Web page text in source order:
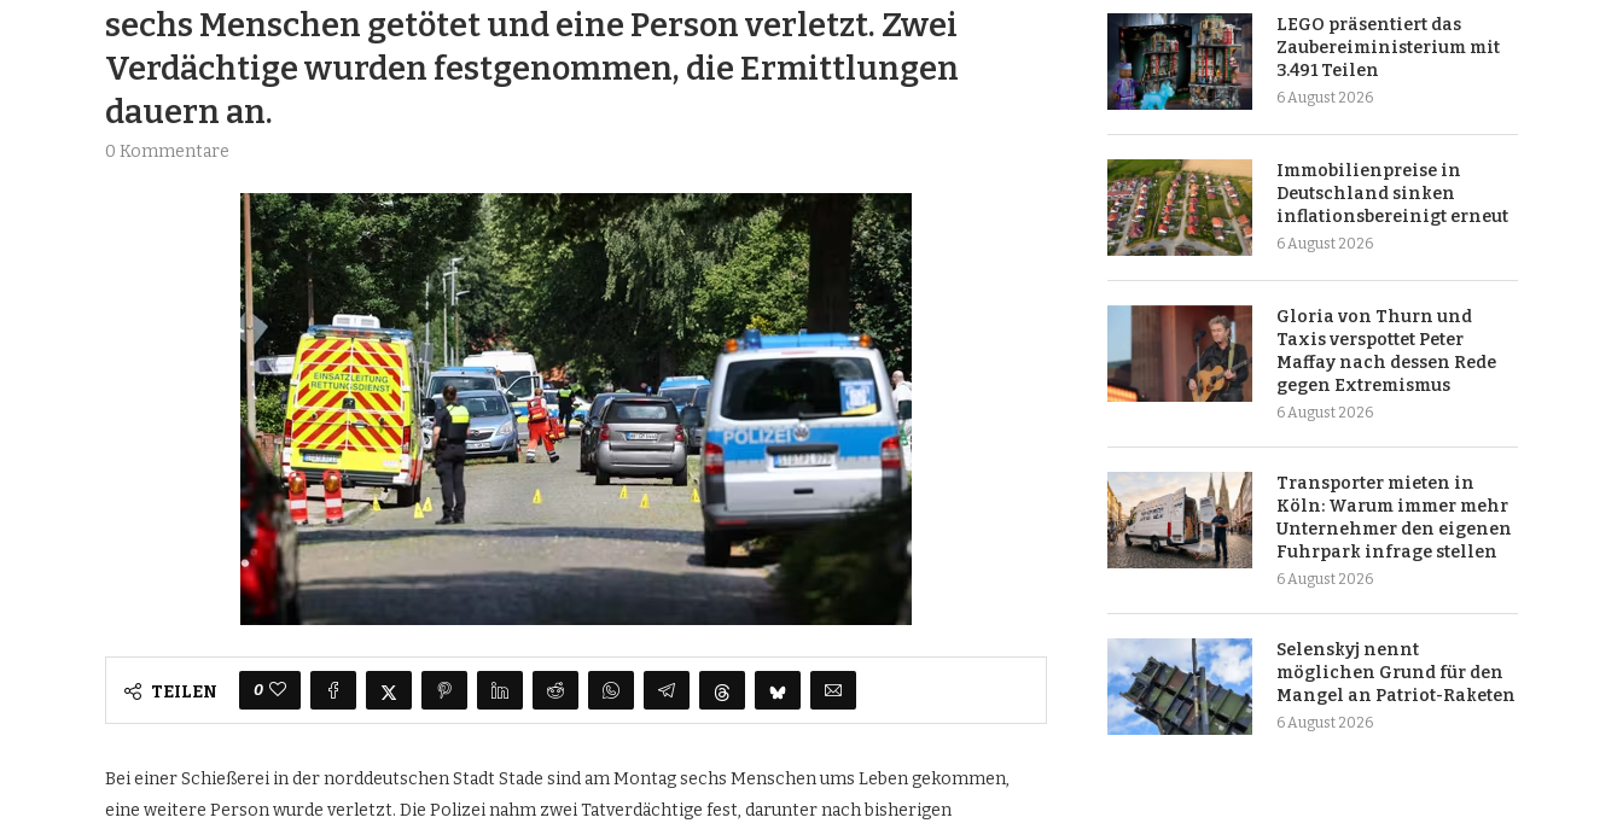
sechs Menschen getötet und eine Person verletzt. Zwei
Verdächtige wurden festgenommen, die Ermittlungen
dauern an.
0 Kommentare
TEILEN 0
Bei einer Schießerei in der norddeutschen Stadt Stade sind am Montag sechs Menschen ums Leben gekommen,
eine weitere Person wurde verletzt. Die Polizei nahm zwei Tatverdächtige fest, darunter nach bisherigen
LEGO präsentiert das
Zaubereiministerium mit
3.491 Teilen
6 August 2026
Immobilienpreise in
Deutschland sinken
inflationsbereinigt erneut
6 August 2026
Gloria von Thurn und
Taxis verspottet Peter
Maffay nach dessen Rede
gegen Extremismus
6 August 2026
Transporter mieten in
Köln: Warum immer mehr
Unternehmer den eigenen
Fuhrpark infrage stellen
6 August 2026
Selenskyj nennt
möglichen Grund für den
Mangel an Patriot-Raketen
6 August 2026